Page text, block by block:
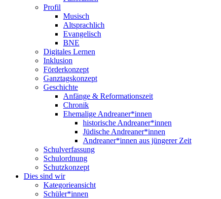
Profil
Musisch
Altsprachlich
Evangelisch
BNE
Digitales Lernen
Inklusion
Förderkonzept
Ganztagskonzept
Geschichte
Anfänge & Reformationszeit
Chronik
Ehemalige Andreaner*innen
historische Andreaner*innen
Jüdische Andreaner*innen
Andreaner*innen aus jüngerer Zeit
Schulverfassung
Schulordnung
Schutzkonzept
Dies sind wir
Kategorieansicht
Schüler*innen